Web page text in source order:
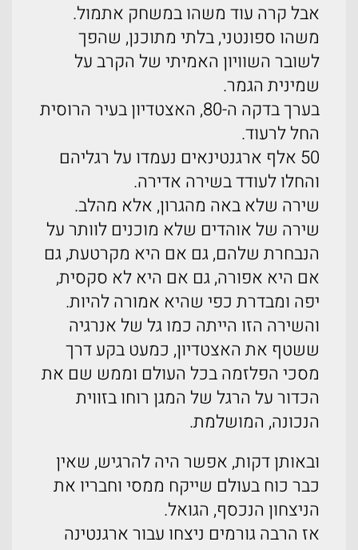
אבל קרה עוד משהו במשחק אתמול.
משהו ספונטני, בלתי מתוכנן, שהפך
לשובר השוויון האמיתי של הקרב על
שמינית הגמר.
בערך בדקה ה-80, האצטדיון בעיר הרוסית
החל לרעוד.
50 אלף ארגנטינאים נעמדו על רגליהם
והחלו לעודד בשירה אדירה.
שירה שלא באה מהגרון, אלא מהלב.
שירה של אוהדים שלא מוכנים לוותר על
הנבחרת שלהם, גם אם היא מקרטעת, גם
אם היא אפורה, גם אם היא לא סקסית,
יפה ומבדרת כפי שהיא אמורה להיות.
והשירה הזו הייתה כמו גל של אנרגיה
ששטף את האצטדיון, כמעט בקע דרך
מסכי הפלזמה בכל העולם וממש שם את
הכדור על הרגל של המגן רוחו בזווית
הנכונה, המושלמת.
ובאותן דקות, אפשר היה להרגיש, שאין
כבר כוח בעולם שייקח ממסי וחבריו את
הניצחון הנכסף, הגואל.
אז הרבה גורמים ניצחו עבור ארגנטינה